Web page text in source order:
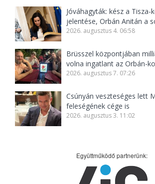
Jóváhagyták: kész a Tisza-
jelentése, Orbán Anitán a
2026. augusztus 4. 06:58
Brüsszel központjában
volna ingatlant az Orbán-
2026. augusztus 7. 07:26
Csúnyán veszteséges lett
feleségének cége is
2026. augusztus 3. 11:02
Együttműködő partnerünk: